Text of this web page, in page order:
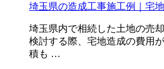
埼玉県の造成工事施工例｜宅
埼玉県内で相続した土地の売
検討する際、宅地造成の費用
積も …